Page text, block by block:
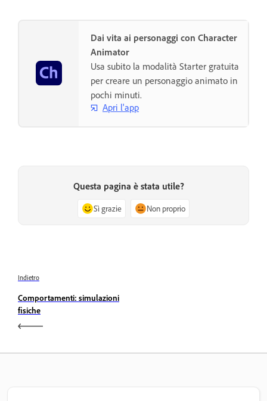
Dai vita ai personaggi con Character
Animator
Usa subito la modalità Starter gratuita
per creare un personaggio animato in
pochi minuti.
Apri l'app
Questa pagina è stata utile?
Sì grazie Non proprio
Indietro
Comportamenti: simulazioni
fisiche